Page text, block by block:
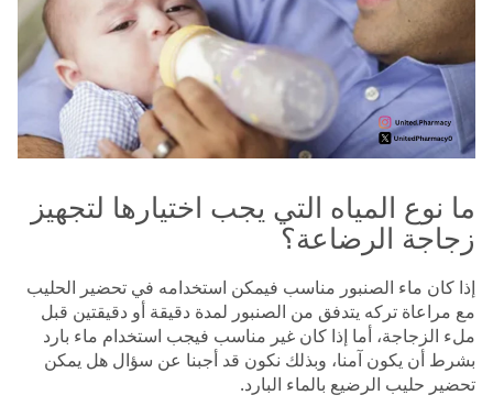
ما نوع المياه التي يجب اختيارها لتجهيز
زجاجة الرضاعة؟
إذا كان ماء الصنبور مناسب فيمكن استخدامه في تحضير الحليب
مع مراعاة تركه يتدفق من الصنبور لمدة دقيقة أو دقيقتين قبل
ملء الزجاجة، أما إذا كان غير مناسب فيجب استخدام ماء بارد
بشرط أن يكون آمنا، وبذلك نكون قد أجبنا عن سؤال هل يمكن
تحضير حليب الرضيع بالماء البارد.